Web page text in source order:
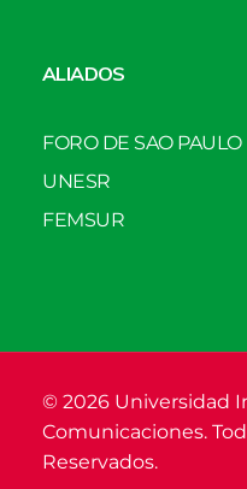
ALIADOS
FORO DE SAO PAULO
UNESR
FEMSUR
© 2026 Universidad
Comunicaciones.
Reservados.